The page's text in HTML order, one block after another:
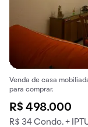
Venda de casa
para comprar.
R$ 498.000
R$ 34 Condo. +